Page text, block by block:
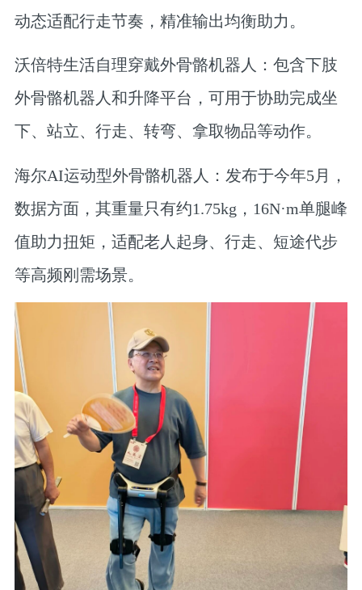
动态适配行走节奏，精准输出均衡助力。
沃倍特生活自理穿戴外骨骼机器人：包含下肢
外骨骼机器人和升降平台，可用于协助完成坐
下、站立、行走、转弯、拿取物品等动作。
海尔AI运动型外骨骼机器人：发布于今年5月，
数据方面，其重量只有约1.75kg，16N·m单腿峰
值助力扭矩，适配老人起身、行走、短途代步
等高频刚需场景。